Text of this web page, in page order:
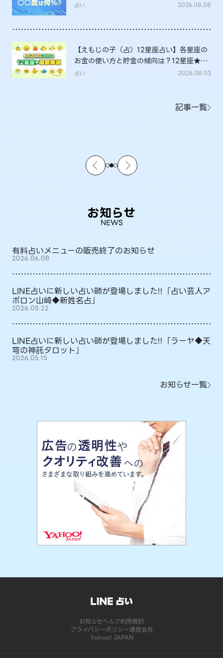
占い 2026.08.08
【えもじの子（占）12星座占い】各星座の
お金の使い方と貯金の傾向は？12星座★徹
底解説
占い 2026.08.03
記事一覧
お知らせ
NEWS
有料占いメニューの販売終了のお知らせ
2026.06.08
LINE占いに新しい占い師が登場しました!!「占い芸人ア
ポロン山崎◆新姓名占」
2026.05.22
LINE占いに新しい占い師が登場しました!!「ラーヤ◆天
穹の神託タロット」
2026.05.15
お知らせ一覧
お知らせヘルプ利用規約
プライバシーポリシー運営会社
Yahoo! JAPAN